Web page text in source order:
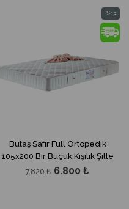
Butaş Safir Full Ortopedik
105x200 Bir Buçuk Kişilik Şilte
6.800 ₺
7.820 ₺
%13
İndirim